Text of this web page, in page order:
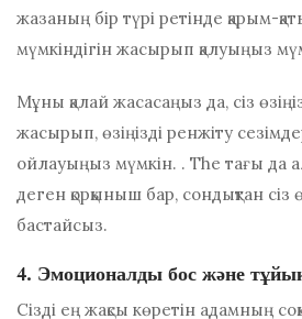
жазаның бір түрі ретінде қарым-
мүмкіндігін жасырып қалуыңыз
Мұны қалай жасасаңыз да, сіз
жасырып, өзіңізді ренжіту
ойлауыңыз мүмкін. . The тағы да
деген қорқыныш бар, сондықтан сіз
бастайсыз.
4. Эмоционалды бос және
Сізді ең жақсы көретін адамның